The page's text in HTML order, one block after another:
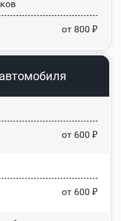
от 800 ₽
от 600 ₽
от 600 ₽